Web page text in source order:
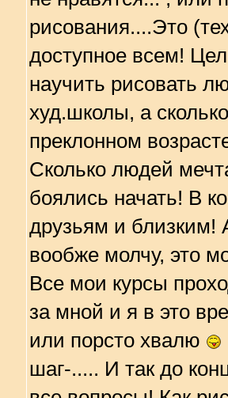
рисования....Это
доступное всем!
научить рисовать
худ.школы, а
преклонном
Сколько людей
боялись начать! В
друзьям и близким!
вообже молчу, это
Все мои курсы
за мной и я в это
или порсто хвалю
шаг-..... И так до